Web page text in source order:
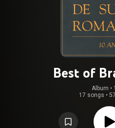
Best of
Album •
17 songs •